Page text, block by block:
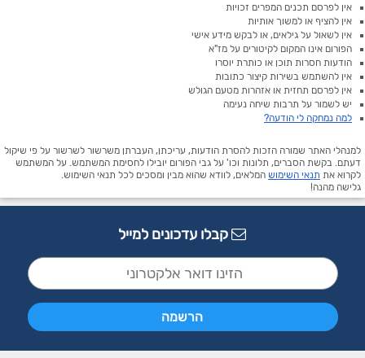
אין לפרסם תכנים המפרים זכויות
אין להציף או למשוך אותיות
אין לשאול על גילאים, או לבקש מידע אישי
הפורום אינו המקום לקיטורים על מז"א
הודעות חסרות תוכן או כותרת יוסרו
אין להשתמש בשירות קיצור כתובות
אין לפרסם תחזית או אזהרות מטעם הגולש
יש לשמור על תרבות שיחה נעימה
למה נמחקה לי הודעה?
למנהלי האתר שמורה הזכות להסרת הודעות, עריכתן, העברתן משרשור לשרשור על פי שיקול
דעתם. בקשת הסברים, תלונות וכו' על גבי הפורום יובילו לחסימת המשתמש. על המשתמש
לקרוא את תנאי השימוש המלאים, לוודא שהוא מבין ומסכים לכל תנאי השימוש.
גלישה מהנה!
קבלו עדכונים למייל